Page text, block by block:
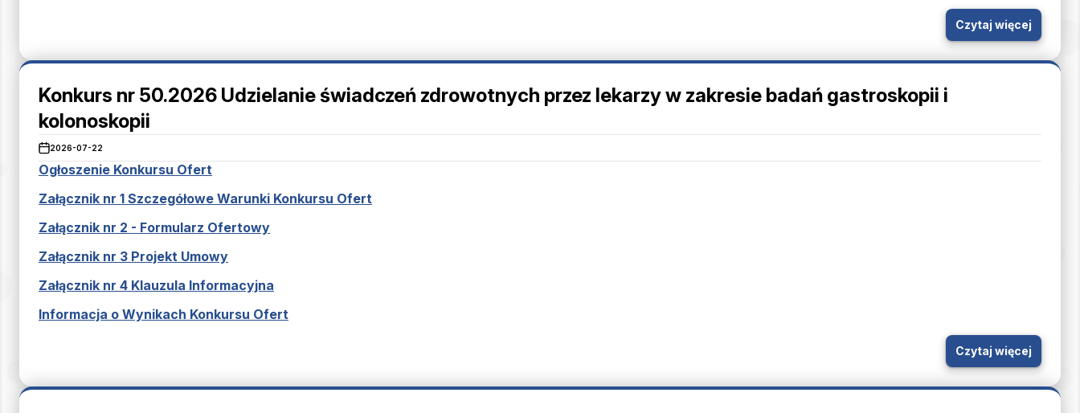
Czytaj więcej
Konkurs nr 50.2026 Udzielanie świadczeń zdrowotnych przez lekarzy w zakresie badań gastroskopii i
kolonoskopii
2026-07-22
Ogłoszenie Konkursu Ofert
Załącznik nr 1 Szczegółowe Warunki Konkursu Ofert
Załącznik nr 2 - Formularz Ofertowy
Załącznik nr 3 Projekt Umowy
Załącznik nr 4 Klauzula Informacyjna
Informacja o Wynikach Konkursu Ofert
Czytaj więcej